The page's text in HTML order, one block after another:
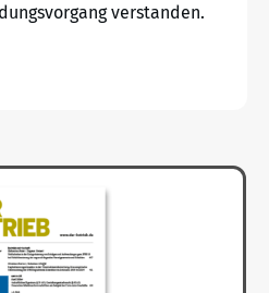
verstanden.